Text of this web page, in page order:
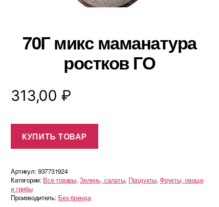
70Г микс маманатура
ростков ГО
313,00 ₽
КУПИТЬ ТОВАР
Артикул: 937731924
Категории: Все товары,Зелень, салаты, Продукты,Фрукты, овощи
и грибы
Производитель: Без бренда